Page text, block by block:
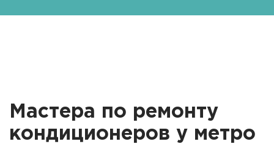
Мастера по ремонту
кондиционеров у метро